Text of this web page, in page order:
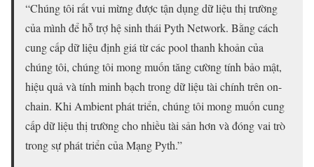
“Chúng tôi rất vui mừng được tận dụng dữ liệu thị trường
của mình để hỗ trợ hệ sinh thái Pyth Network. Bằng cách
cung cấp dữ liệu định giá từ các pool thanh khoản của
chúng tôi, chúng tôi mong muốn tăng cường tính bảo mật,
hiệu quả và tính minh bạch trong dữ liệu tài chính trên on-
chain. Khi Ambient phát triển, chúng tôi mong muốn cung
cấp dữ liệu thị trường cho nhiều tài sản hơn và đóng vai trò
trong sự phát triển của Mạng Pyth.”